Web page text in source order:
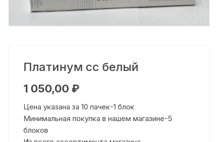
Платинум сс белый
1 050,00 ₽
Цена указана за 10 пачек-1 блок
Минимальная покупка в нашем магазине-5
блоков